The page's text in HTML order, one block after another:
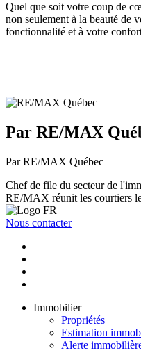
Quel que soit votre coup de
non seulement à la beauté de
fonctionnalité et à votre
Par RE/MAX
Par RE/MAX Québec
Chef de file du secteur de
RE/MAX réunit les courtiers
Nous contacter
Immobilier
Propriétés
Estimation
Alerte